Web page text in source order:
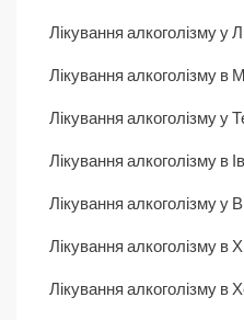
Лікування алкоголізму у
Лікування алкоголізму в
Лікування алкоголізму у
Лікування алкоголізму в
Лікування алкоголізму у
Лікування алкоголізму в
Лікування алкоголізму в